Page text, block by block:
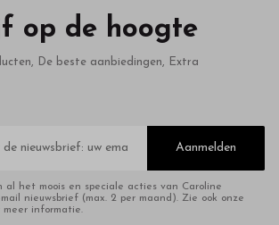
op de hoogte
De beste aanbiedingen, Extra
Aanmelden
al het moois en speciale acties van Caroline
nieuwsbrief (max. 2 per maand). Zie ook onze
meer informatie.